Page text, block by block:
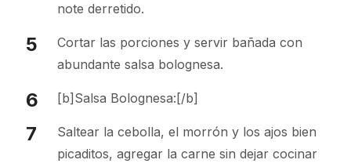
note derretido.
Cortar las porciones y servir bañada con
abundante salsa bolognesa.
[b]Salsa Bolognesa:[/b]
Saltear la cebolla, el morrón y los ajos bien
picaditos, agregar la carne sin dejar cocinar